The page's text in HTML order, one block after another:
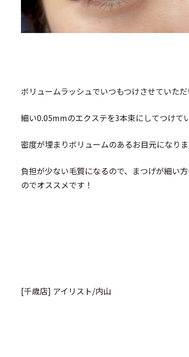
ボリュームラッシュでいつもつけさせていただ
細い0.05mmのエクステを3本束にしてつけてい
密度が埋まりボリュームのあるお目元になりま
負担が少ない毛質になるので、まつげが細い
のでオススメです！
[千歳店] アイリスト/内山